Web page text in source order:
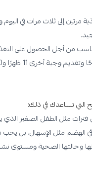
إلى ثلاث مرات في اليوم
من أجل الحصول على
تساعدك في ذلك:
مثل الطفل الصغير الذي
الهضم مثل الإسهال، بل يجب
وحالتها الصحية ومستوى